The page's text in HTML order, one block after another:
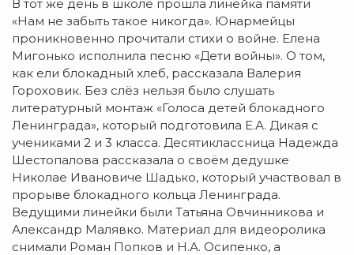
В тот же день в школе прошла линейка памяти
«Нам не забыть такое никогда». Юнармейцы
проникновенно прочитали стихи о войне. Елена
Мигонько исполнила песню «Дети войны». О том,
как ели блокадный хлеб, рассказала Валерия
Гороховик. Без слёз нельзя было слушать
литературный монтаж «Голоса детей блокадного
Ленинграда», который подготовила Е.А. Дикая с
учениками 2 и 3 класса. Десятиклассница Надежда
Шестопалова рассказала о своём дедушке
Николае Ивановиче Шадько, который участвовал в
прорыве блокадного кольца Ленинграда.
Ведущими линейки были Татьяна Овчинникова и
Александр Малявко. Материал для видеоролика
снимали Роман Попков и Н.А. Осипенко, а